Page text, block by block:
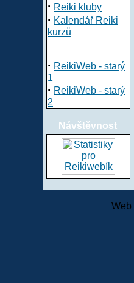
· Reiki kluby
· Kalendář Reiki
kurzů
· ReikiWeb - starý
1
· ReikiWeb - starý
2
Návštěvnost
Web